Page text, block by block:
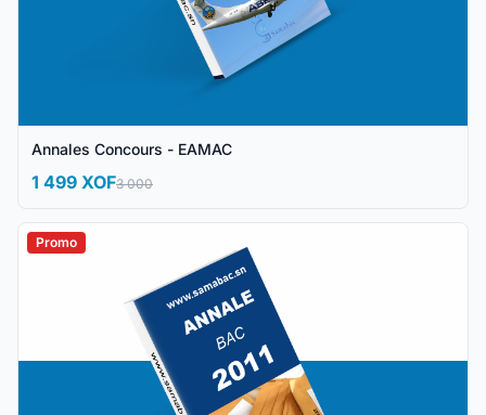
Annales Concours - EAMAC
1 499 XOF3 000
Promo